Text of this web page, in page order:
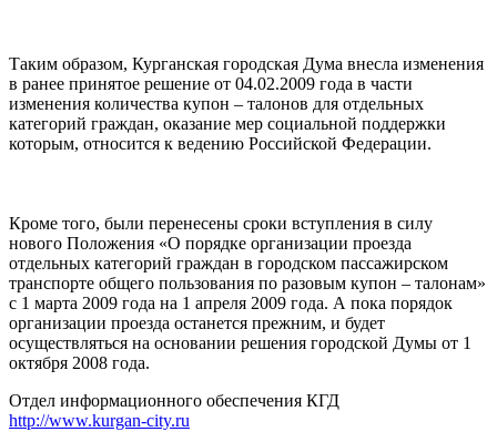
Таким образом, Курганская городская Дума внесла изменения
в ранее принятое решение от 04.02.2009 года в части
изменения количества купон – талонов для отдельных
категорий граждан, оказание мер социальной поддержки
которым, относится к ведению Российской Федерации.
Кроме того, были перенесены сроки вступления в силу
нового Положения «О порядке организации проезда
отдельных категорий граждан в городском пассажирском
транспорте общего пользования по разовым купон – талонам»
с 1 марта 2009 года на 1 апреля 2009 года. А пока порядок
организации проезда останется прежним, и будет
осуществляться на основании решения городской Думы от 1
октября 2008 года.
Отдел информационного обеспечения КГД
http://www.kurgan-city.ru